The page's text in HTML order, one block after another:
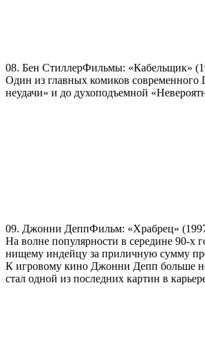
08. Бен СтиллерФильмы: «Кабельщик»
Один из главных комиков современного
неудачи» и до духоподъемной
09. Джонни ДеппФильм: «Храбрец»
На волне популярности в середине 90-х
нищему индейцу за приличную сумму
К игровому кино Джонни Депп больше
стал одной из последних картин в